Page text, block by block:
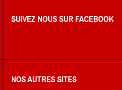
SUIVEZ NOUS SUR FACEBOOK
NOS AUTRES SITES